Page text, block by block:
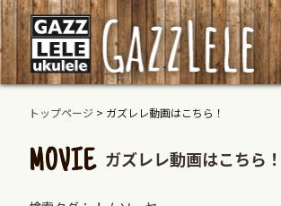
トップページ > ガズレレ動画はこちら！
MOVIE ガズレレ動画はこちら！